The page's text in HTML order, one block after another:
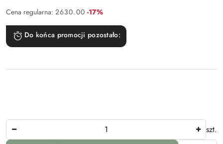
Cena regularna: 2630.00 Rabat:
-17%
Do końca promocji pozostało:
szt.